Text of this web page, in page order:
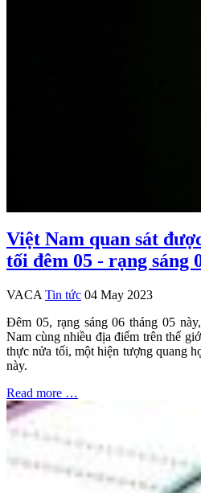
Việt Nam quan sát
tối đêm 05 - rạng sáng
VACA Tin tức 04 May 2023
Đêm 05, rạng sáng 06 tháng 05
Nam cùng nhiều địa điểm trên thế
thực nửa tối, một hiện tượng quang
này.
Read more …